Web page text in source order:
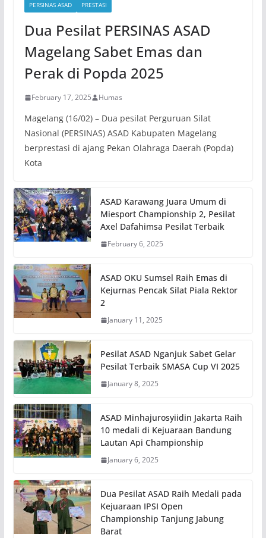
PERSINAS ASAD PRESTASI
Dua Pesilat PERSINAS ASAD
Magelang Sabet Emas dan
Perak di Popda 2025
February 17, 2025 Humas
Magelang (16/02) – Dua pesilat Perguruan Silat
Nasional (PERSINAS) ASAD Kabupaten Magelang
berprestasi di ajang Pekan Olahraga Daerah (Popda)
Kota
ASAD Karawang Juara Umum di
Miesport Championship 2, Pesilat
Axel Dafahimsa Pesilat Terbaik
February 6, 2025
ASAD OKU Sumsel Raih Emas di
Kejurnas Pencak Silat Piala Rektor
2
January 11, 2025
Pesilat ASAD Nganjuk Sabet Gelar
Pesilat Terbaik SMASA Cup VI 2025
January 8, 2025
ASAD Minhajurosyiidin Jakarta Raih
10 medali di Kejuaraan Bandung
Lautan Api Championship
January 6, 2025
Dua Pesilat ASAD Raih Medali pada
Kejuaraan IPSI Open
Championship Tanjung Jabung
Barat